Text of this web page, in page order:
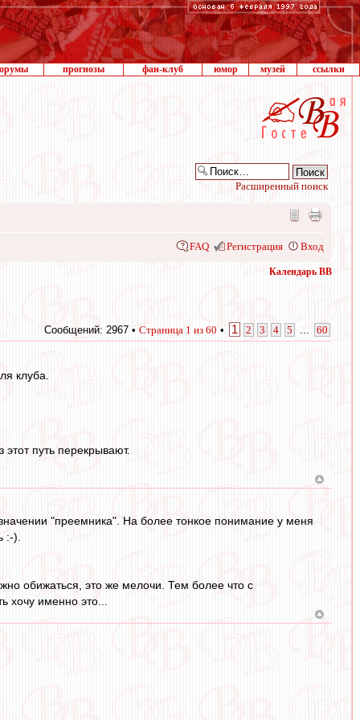
прогнозы фан-клуб юмор музей ссылки
Расширенный поиск
FAQ Регистрация Вход
Календарь ВВ
Сообщений: 2967 • Страница 1 из 60 • 1 2 3 4 5 60
клуба.
путь перекрывают.
"преемника". На более тонкое понимание у меня
:-).
обижаться, это же мелочи. Тем более что с
хочу именно это...